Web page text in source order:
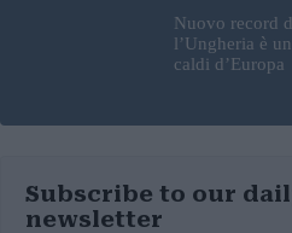
Nuovo record
l’Ungheria è
caldi d’Europa
Subscribe to our
newsletter